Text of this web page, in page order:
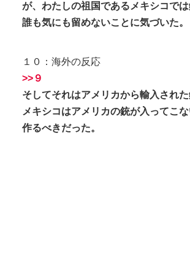
が、わたしの祖国であるメキシコで
誰も気にも留めないことに気づいた。
１０：海外の反応
>>９
そしてそれはアメリカから輸入された
メキシコはアメリカの銃が入ってこ
作るべきだった。